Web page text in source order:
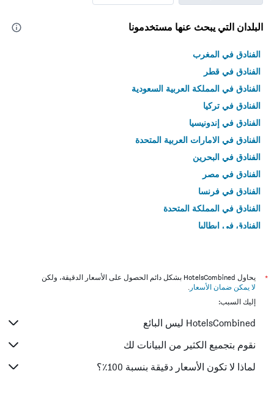
البلدان التي يبحث عنها مستخدمونا
الفنادق في المغرب
الفنادق في قطر
الفنادق في المملكة العربية السعودية
الفنادق في تركيا
الفنادق في إندونيسيا
الفنادق في الامارات العربية المتحدة
الفنادق في البحرين
الفنادق في مصر
الفنادق في فرنسا
الفنادق في المملكة المتحدة
الفنادق في إيطاليا
*
يحاول HotelsCombined بشكل دائم الحصول على الأسعار الدقيقة، ولكن
لا يمكن ضمان الأسعار .
إليك السبب:
HotelsCombined ليس البائع
نقوم بتجميع الكثير من البيانات لك
لماذا لا تكون الأسعار دقيقة بنسبة 100٪؟